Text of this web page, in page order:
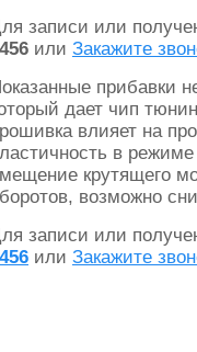
записи или
или Закажите
прибавки
дает чип
влияет на
в
крутящего
возможно
записи или
или Закажите